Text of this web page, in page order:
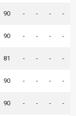
90 - - - -
90 - - - -
81 - - - -
90 - - - -
90 - - - -